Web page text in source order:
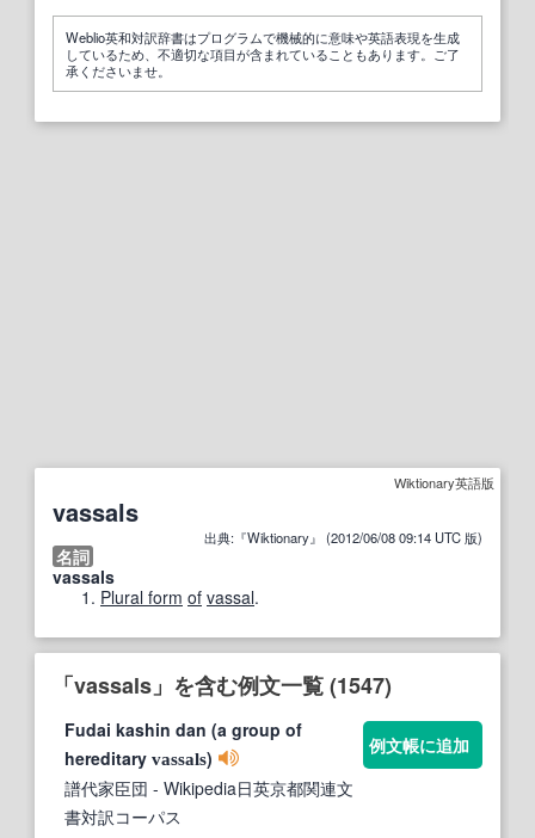
Weblio英和対訳辞書はプログラムで機械的に意味や英語表現を生成
しているため、不適切な項目が含まれていることもあります。ご了
承くださいませ。
Wiktionary英語版
vassals
出典:『Wiktionary』 (2012/06/08 09:14 UTC 版)
名詞
vassals
Plural form of vassal.
「vassals」を含む例文一覧 (1547)
Fudai kashin dan (a group of
hereditary vassals)
譜代家臣団 - Wikipedia日英京都関連文
書対訳コーパス
例文帳に追加